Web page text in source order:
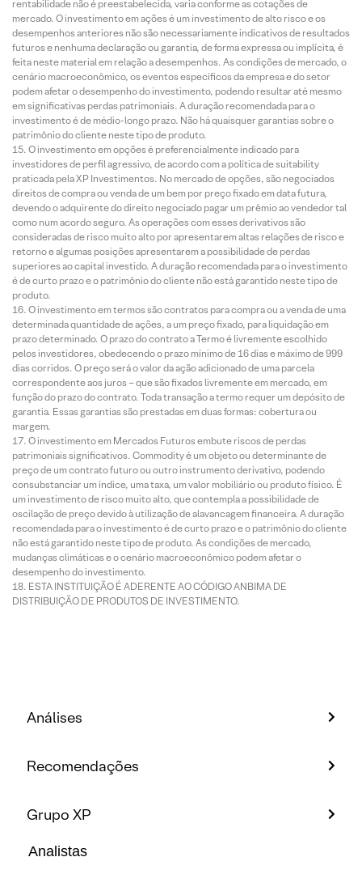
rentabilidade não é preestabelecida, varia conforme as cotações de
mercado. O investimento em ações é um investimento de alto risco e os
desempenhos anteriores não são necessariamente indicativos de resultados
futuros e nenhuma declaração ou garantia, de forma expressa ou implícita, é
feita neste material em relação a desempenhos. As condições de mercado, o
cenário macroeconômico, os eventos específicos da empresa e do setor
podem afetar o desempenho do investimento, podendo resultar até mesmo
em significativas perdas patrimoniais. A duração recomendada para o
investimento é de médio-longo prazo. Não há quaisquer garantias sobre o
patrimônio do cliente neste tipo de produto.
O investimento em opções é preferencialmente indicado para
investidores de perfil agressivo, de acordo com a política de suitability
praticada pela XP Investimentos. No mercado de opções, são negociados
direitos de compra ou venda de um bem por preço fixado em data futura,
devendo o adquirente do direito negociado pagar um prêmio ao vendedor tal
como num acordo seguro. As operações com esses derivativos são
consideradas de risco muito alto por apresentarem altas relações de risco e
retorno e algumas posições apresentarem a possibilidade de perdas
superiores ao capital investido. A duração recomendada para o investimento
é de curto prazo e o patrimônio do cliente não está garantido neste tipo de
produto.
O investimento em termos são contratos para compra ou a venda de uma
determinada quantidade de ações, a um preço fixado, para liquidação em
prazo determinado. O prazo do contrato a Termo é livremente escolhido
pelos investidores, obedecendo o prazo mínimo de 16 dias e máximo de 999
dias corridos. O preço será o valor da ação adicionado de uma parcela
correspondente aos juros – que são fixados livremente em mercado, em
função do prazo do contrato. Toda transação a termo requer um depósito de
garantia. Essas garantias são prestadas em duas formas: cobertura ou
margem.
O investimento em Mercados Futuros embute riscos de perdas
patrimoniais significativos. Commodity é um objeto ou determinante de
preço de um contrato futuro ou outro instrumento derivativo, podendo
consubstanciar um índice, uma taxa, um valor mobiliário ou produto físico. É
um investimento de risco muito alto, que contempla a possibilidade de
oscilação de preço devido à utilização de alavancagem financeira. A duração
recomendada para o investimento é de curto prazo e o patrimônio do cliente
não está garantido neste tipo de produto. As condições de mercado,
mudanças climáticas e o cenário macroeconômico podem afetar o
desempenho do investimento.
ESTA INSTITUIÇÃO É ADERENTE AO CÓDIGO ANBIMA DE
DISTRIBUIÇÃO DE PRODUTOS DE INVESTIMENTO.
Análises
Recomendações
Grupo XP
Analistas